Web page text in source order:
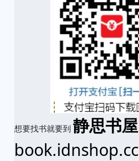
想要找书就要到 静思书屋
book.idnshop.cc